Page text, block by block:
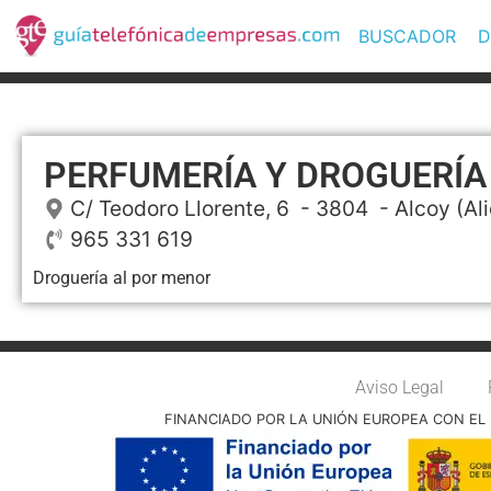
BUSCADOR
PERFUMERÍA Y
C/ Teodoro Llorente, 6 - 3804 -Alcoy
965 331 619
Droguería al por menor
Aviso Legal
FINANCIADO POR LA UNIÓN EUROPEA CON